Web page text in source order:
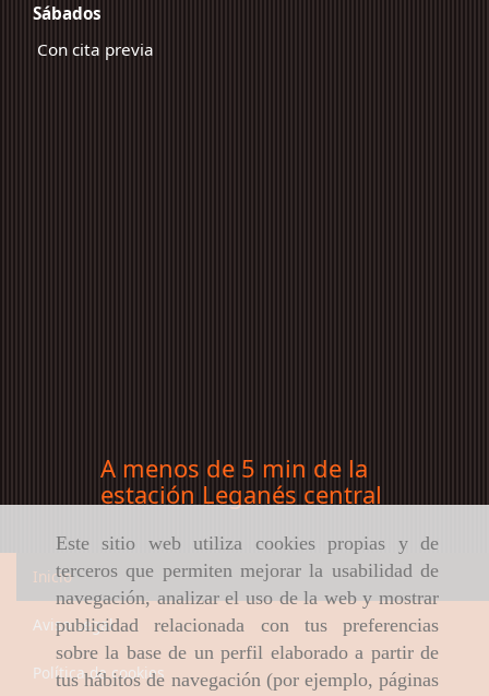
Este sitio web utiliza cookies propias y de
terceros que permiten mejorar la usabilidad de
navegación, analizar el uso de la web y mostrar
publicidad relacionada con tus preferencias
sobre la base de un perfil elaborado a partir de
tus hábitos de navegación (por ejemplo, páginas
Sábados
Con cita previa
A menos de 5 min de la
estación Leganés central
Inicio
Aviso Legal
Política de cookies